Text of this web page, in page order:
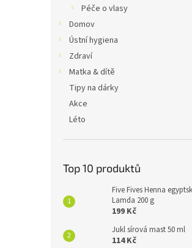
Péče o vlasy
Domov
Ústní hygiena
Zdraví
Matka & dítě
Tipy na dárky
Akce
Léto
Top 10 produktů
Five Fives Henna
Lamda 200 g
199 Kč
Jukl sírová mast 50 ml
114 Kč